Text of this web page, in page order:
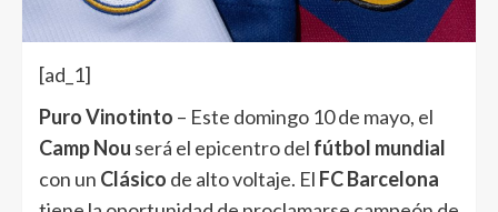
[ad_1]
Puro Vinotinto – Este domingo 10 de mayo, el
Camp Nou será el epicentro del fútbol mundial
con un Clásico de alto voltaje. El FC Barcelona